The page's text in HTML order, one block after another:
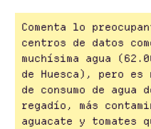
Comenta lo
centros de datos
muchísima agua
de Huesca), pero es
de consumo de
regadío, más
aguacate y tomates